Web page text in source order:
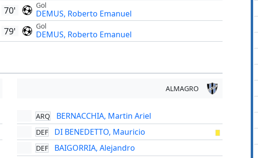
70'
Gol
DEMUS, Roberto Emanuel
79' Gol
DEMUS, Roberto Emanuel
ALMAGRO
ARQ BERNACCHIA, Martin Ariel
DEF DI BENEDETTO, Mauricio
DEF BAIGORRIA, Alejandro